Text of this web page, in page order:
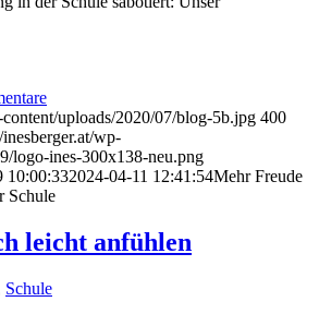
uploads/2020/07/blog-5b.jpg 400
wp-
logo-ines-300x138-neu.png
10:00:332024-04-11 12:41:54Mehr Freude
Schule
leicht anfühlen
Schule